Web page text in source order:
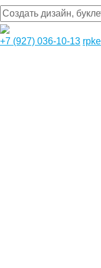
+7 (927) 036-10-13